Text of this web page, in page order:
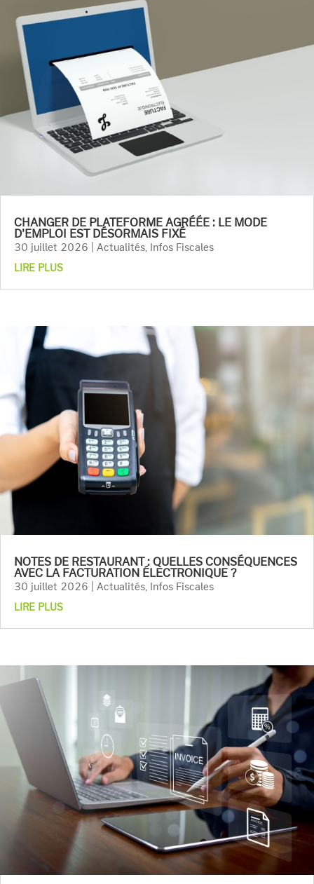
CHANGER DE PLATEFORME AGRÉÉE : LE MODE
D'EMPLOI EST DÉSORMAIS FIXÉ
30 juillet 2026 Actualités
Infos Fiscales
LIRE PLUS
NOTES DE RESTAURANT : QUELLES CONSÉQUENCES
AVEC LA FACTURATION ÉLECTRONIQUE ?
30 juillet 2026 Actualités
Infos Fiscales
LIRE PLUS